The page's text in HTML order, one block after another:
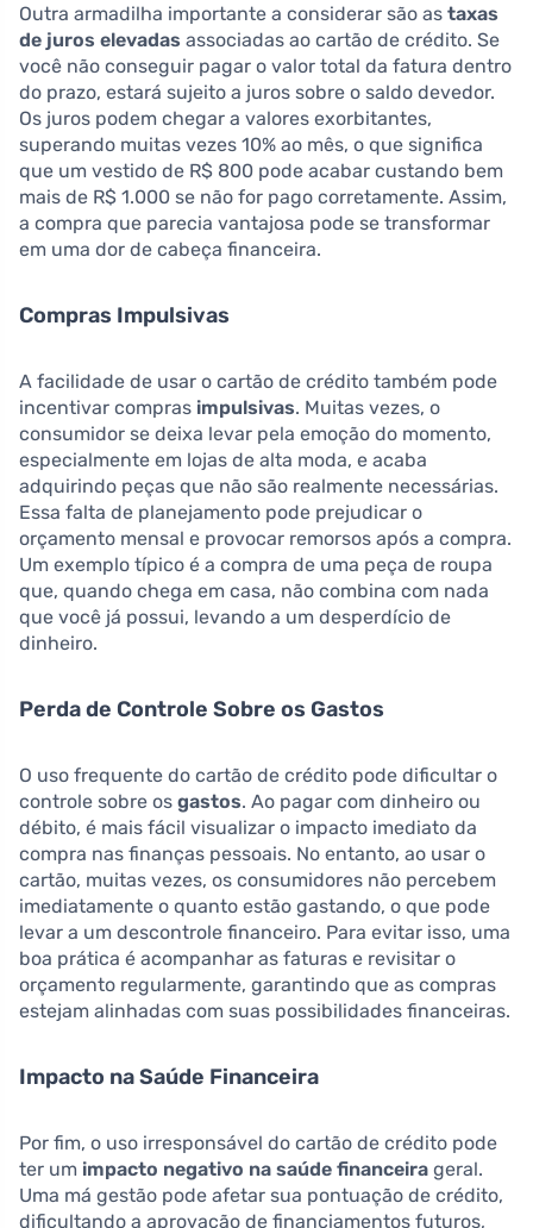
Outra armadilha importante a considerar são as taxas
de juros elevadas associadas ao cartão de crédito. Se
você não conseguir pagar o valor total da fatura dentro
do prazo, estará sujeito a juros sobre o saldo devedor.
Os juros podem chegar a valores exorbitantes,
superando muitas vezes 10% ao mês, o que significa
que um vestido de R$ 800 pode acabar custando bem
mais de R$ 1.000 se não for pago corretamente. Assim,
a compra que parecia vantajosa pode se transformar
em uma dor de cabeça financeira.
Compras Impulsivas
A facilidade de usar o cartão de crédito também pode
incentivar compras impulsivas. Muitas vezes, o
consumidor se deixa levar pela emoção do momento,
especialmente em lojas de alta moda, e acaba
adquirindo peças que não são realmente necessárias.
Essa falta de planejamento pode prejudicar o
orçamento mensal e provocar remorsos após a compra.
Um exemplo típico é a compra de uma peça de roupa
que, quando chega em casa, não combina com nada
que você já possui, levando a um desperdício de
dinheiro.
Perda de Controle Sobre os Gastos
O uso frequente do cartão de crédito pode dificultar o
controle sobre os gastos. Ao pagar com dinheiro ou
débito, é mais fácil visualizar o impacto imediato da
compra nas finanças pessoais. No entanto, ao usar o
cartão, muitas vezes, os consumidores não percebem
imediatamente o quanto estão gastando, o que pode
levar a um descontrole financeiro. Para evitar isso, uma
boa prática é acompanhar as faturas e revisitar o
orçamento regularmente, garantindo que as compras
estejam alinhadas com suas possibilidades financeiras.
Impacto na Saúde Financeira
Por fim, o uso irresponsável do cartão de crédito pode
ter um impacto negativo na saúde financeira geral.
Uma má gestão pode afetar sua pontuação de crédito,
dificultando a aprovação de financiamentos futuros,